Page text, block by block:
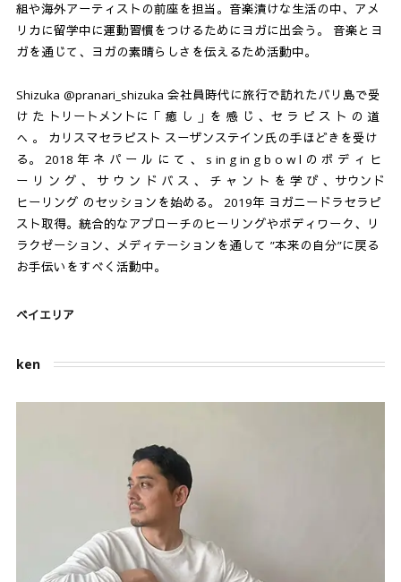
組や海外アーティストの前座を担当。音楽漬けな生活の中、アメ
リカに留学中に運動習慣をつけるためにヨガに出会う。 音楽とヨ
ガを通じて、ヨガの素晴らしさを伝えるため活動中。
Shizuka @pranari_shizuka 会社員時代に旅行で訪れたバリ島で受
け た トリートメントに「 癒 し 」を 感 じ 、セ ラ ピ ス ト の 道
へ 。 カリスマセラピスト スーザンステイン氏の手ほどきを受け
る。 2018 年 ネ パ ー ル に て 、 s in g in g b o w l の ボ デ ィ ヒ
ー リ ン グ 、 サ ウ ン ド バ ス 、 チ ャ ン ト を 学 び 、サウンド
ヒーリング のセッションを始める。 2019年 ヨガニードラセラピ
スト取得。統合的なアプローチのヒーリングやボディワーク、リ
ラクゼーション、メディテーションを通して ”本来の自分”に戻る
お手伝いをすべく活動中。
ベイエリア
ken